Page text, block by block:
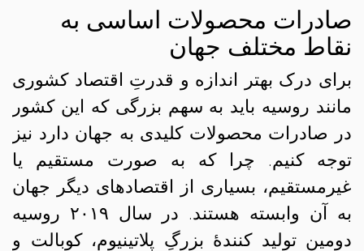
صادرات محصولات اساسی به
نقاط مختلف جهان
برای درک بهتر اندازه و قدرتِ اقتصاد کشوری
مانند روسیه باید به سهم بزرگی که این کشور
در صادرات محصولات کلیدی به جهان دارد نیز
توجه کنیم. چرا که به صورت مستقیم یا
غیرمستقیم، بسیاری از اقتصادهای دیگر جهان
به آن وابسته هستند. در سال ۲۰۱۹ روسیه
دومین تولید کنندهٔ بزرگِ پلاتینیوم، کوبالت و